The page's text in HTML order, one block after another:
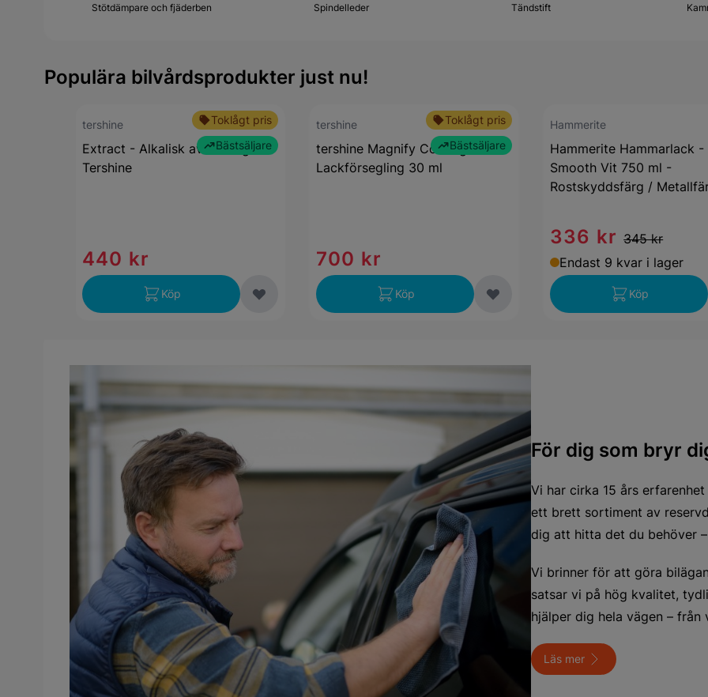
Stötdämpare och fjäderben Spindelleder Tändstift
Populära bilvårdsprodukter just nu!
Toklågt pris
Bästsäljare
tershine
Extract - Alkalisk avfettning 5L
Tershine
440 kr
Köp
Toklågt pris
Bästsäljare
tershine
tershine Magnify Coating V2 -
Lackförsegling 30 ml
700 kr
Köp
Hammerite
Hammerite Hammarlack -
Smooth Vit 750 ml -
Rostskyddsfärg /
336 kr 345 kr
Endast 9 kvar i lager
Köp
För dig som bryr
Vi har cirka 15 års
ett brett sortiment av
dig att hitta det du behöver
Vi brinner för att göra
satsar vi på hög kvalitet,
hjälper dig hela vägen –
Läs mer